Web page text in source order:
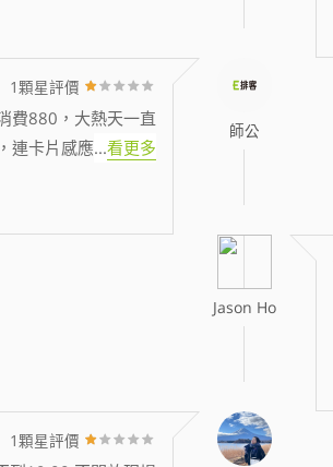
師公
1顆星評價
費880，大熱天一直
連卡片感應...看更多
Jason Ho
1顆星評價